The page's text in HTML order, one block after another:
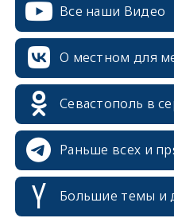
Все наши Видео
О местном для
Севастополь в
Раньше всех и
Большие темы и